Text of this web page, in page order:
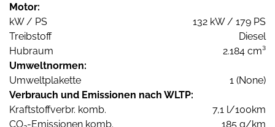
Motor:
kW / PS
132 kW / 179 PS
Treibstoff
Diesel
Hubraum
2.184 cm³
Umweltnormen:
Umweltplakette
1 (None)
Verbrauch und Emissionen nach WLTP:
Kraftstoffverbr. komb.
7,1 l/100km
CO -Emissionen komb.
185 g/km